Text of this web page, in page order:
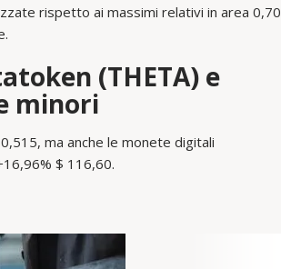
rispetto ai massimi relativi in area 0,70
(THETA) e
minori
ma anche le monete digitali
$ 116,60.